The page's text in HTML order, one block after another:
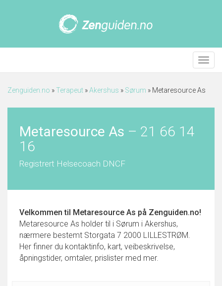
Meny
Zenguiden.no »Terapeut »Akershus » Sørum » Metaresource As
Metaresource As – 21 66 14
16
Registrert Helsecoach DNCF
Velkommen til Metaresource As på Zenguiden.no!
Metaresource As holder til i Sørum i Akershus,
nærmere bestemt Storgata 7 2000 LILLESTRØM.
Her finner du kontaktinfo, kart, veibeskrivelse,
åpningstider, omtaler, prislister med mer.